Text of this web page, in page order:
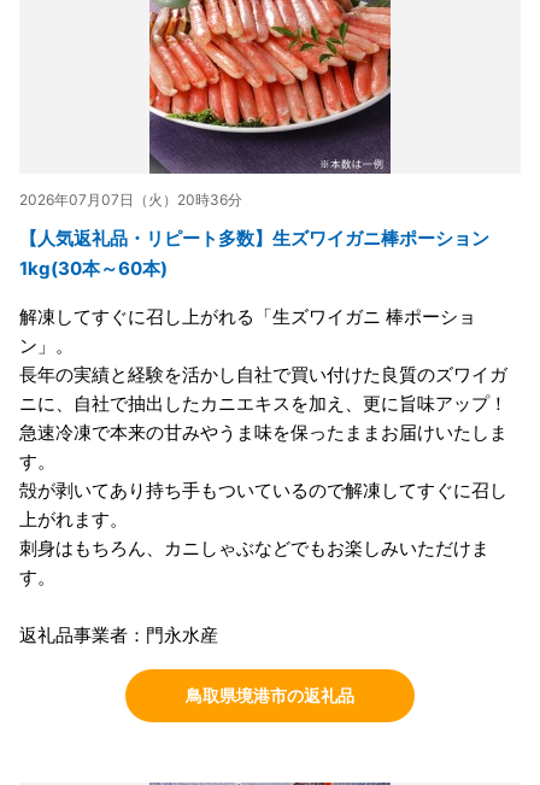
2026年07月07日（火）20時36分
【人気返礼品・リピート多数】生ズワイガニ棒ポーション
1kg(30本～60本)
解凍してすぐに召し上がれる「生ズワイガニ 棒ポーショ
ン」。
長年の実績と経験を活かし自社で買い付けた良質のズワイガ
ニに、自社で抽出したカニエキスを加え、更に旨味アップ！
急速冷凍で本来の甘みやうま味を保ったままお届けいたしま
す。
殻が剥いてあり持ち手もついているので解凍してすぐに召し
上がれます。
刺身はもちろん、カニしゃぶなどでもお楽しみいただけま
す。
返礼品事業者：門永水産
鳥取県境港市の返礼品